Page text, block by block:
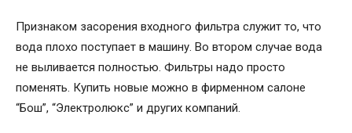
Признаком засорения входного фильтра служит то, что
вода плохо поступает в машину. Во втором случае вода
не выливается полностью. Фильтры надо просто
поменять. Купить новые можно в фирменном салоне
“Бош”, “Электролюкс” и других компаний.